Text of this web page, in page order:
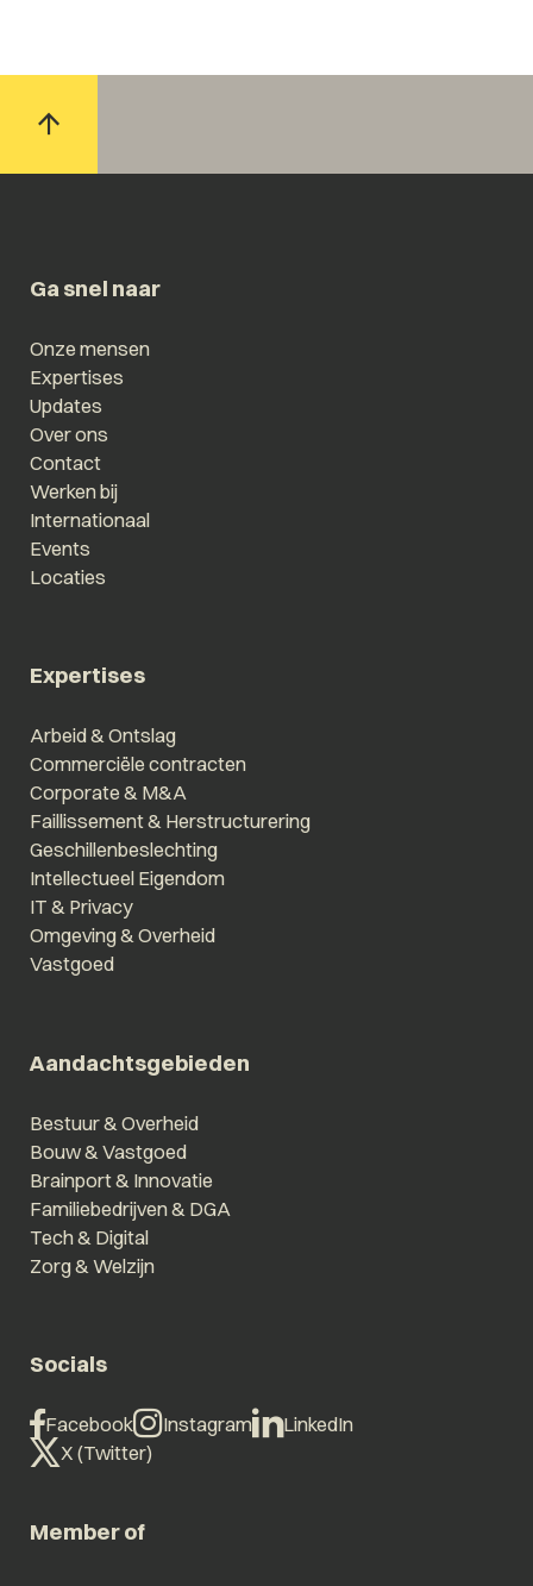
Ga snel naar
Onze mensen
Expertises
Updates
Over ons
Contact
Werken bij
Internationaal
Events
Locaties
Expertises
Arbeid & Ontslag
Commerciële contracten
Corporate & M&A
Faillissement & Herstructurering
Geschillenbeslechting
Intellectueel Eigendom
IT & Privacy
Omgeving & Overheid
Vastgoed
Aandachtsgebieden
Bestuur & Overheid
Bouw & Vastgoed
Brainport & Innovatie
Familiebedrijven & DGA
Tech & Digital
Zorg & Welzijn
Socials
Facebook Instagram
LinkedIn
X (Twitter)
Member of